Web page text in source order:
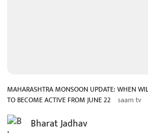
MAHARASHTRA MONSOON UPDATE: WHEN
TO BECOME ACTIVE FROM JUNE 22 saam tv
Bharat Jadhav